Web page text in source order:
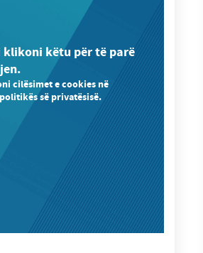
këtu për të parë
cilësimet e cookies në
së privatësisë.